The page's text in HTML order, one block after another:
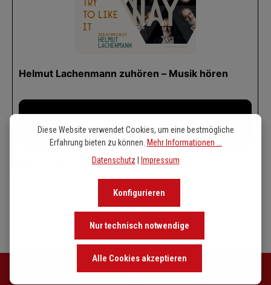
Diese Website verwendet Cookies, um eine bestmögliche
Erfahrung bieten zu können. Mehr Informationen ...
Datenschutz
Impressum
Nur technisch notwendige
Konfigurieren
Alle Cookies akzeptieren